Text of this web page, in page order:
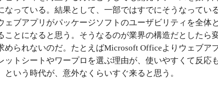
なっている。結果として、一部ではすでにそうなってい
ェブアプリがパッケージソフトのユーザビリティを全体
ことになると思う。そうなるのが業界の構造だとしたら
められないのだ。たとえばMicrosoft Officeよりウェブア
ットシートやワープロを選ぶ理由が、使いやすくて反応
という時代が、意外なくらいすぐ来ると思う。